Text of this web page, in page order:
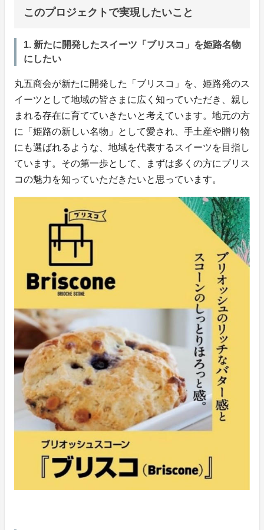
このプロジェクトで実現したいこと
1. 新たに開発したスイーツ「ブリスコ」を姫路名物
にしたい
丸五商会が新たに開発した「ブリスコ」を、姫路発のス
イーツとして地域の皆さまに広く知っていただき、親し
まれる存在に育てていきたいと考えています。地元の方
に「姫路の新しい名物」として愛され、手土産や贈り物
にも選ばれるような、地域を代表するスイーツを目指し
ています。その第一歩として、まずは多くの方にブリス
コの魅力を知っていただきたいと思っています。